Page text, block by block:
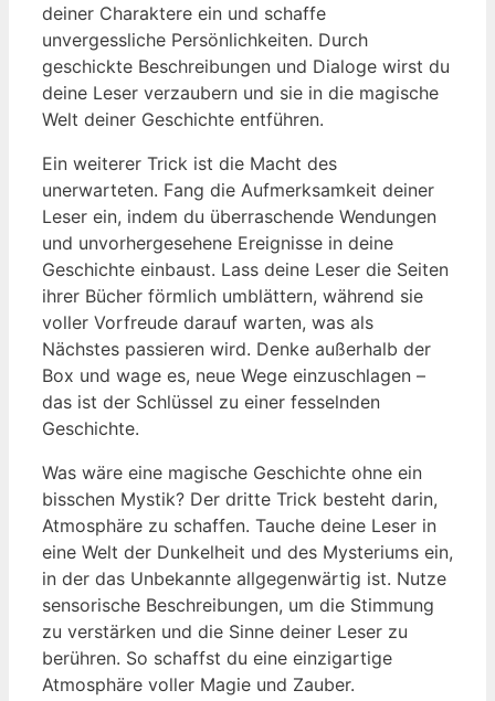
deiner Charaktere ein und schaffe
unvergessliche Persönlichkeiten. Durch
geschickte Beschreibungen und Dialoge wirst du
deine Leser verzaubern und sie in die magische
Welt deiner Geschichte entführen.
Ein weiterer Trick ist die Macht des
unerwarteten. Fang die Aufmerksamkeit deiner
Leser ein, indem du überraschende Wendungen
und unvorhergesehene Ereignisse in deine
Geschichte einbaust. Lass deine Leser die Seiten
ihrer Bücher förmlich umblättern, während sie
voller Vorfreude darauf warten, was als
Nächstes passieren wird. Denke außerhalb der
Box und wage es, neue Wege einzuschlagen –
das ist der Schlüssel zu einer fesselnden
Geschichte.
Was wäre eine magische Geschichte ohne ein
bisschen Mystik? Der dritte Trick besteht darin,
Atmosphäre zu schaffen. Tauche deine Leser in
eine Welt der Dunkelheit und des Mysteriums ein,
in der das Unbekannte allgegenwärtig ist. Nutze
sensorische Beschreibungen, um die Stimmung
zu verstärken und die Sinne deiner Leser zu
berühren. So schaffst du eine einzigartige
Atmosphäre voller Magie und Zauber.